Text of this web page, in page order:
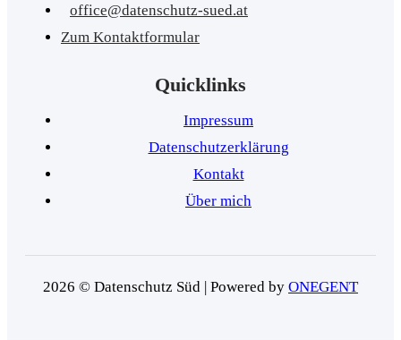
office@datenschutz-sued.at
Zum Kontaktformular
Quicklinks
Impressum
Datenschutzerklärung
Kontakt
Über mich
2026 © Datenschutz Süd | Powered by ONEGENT